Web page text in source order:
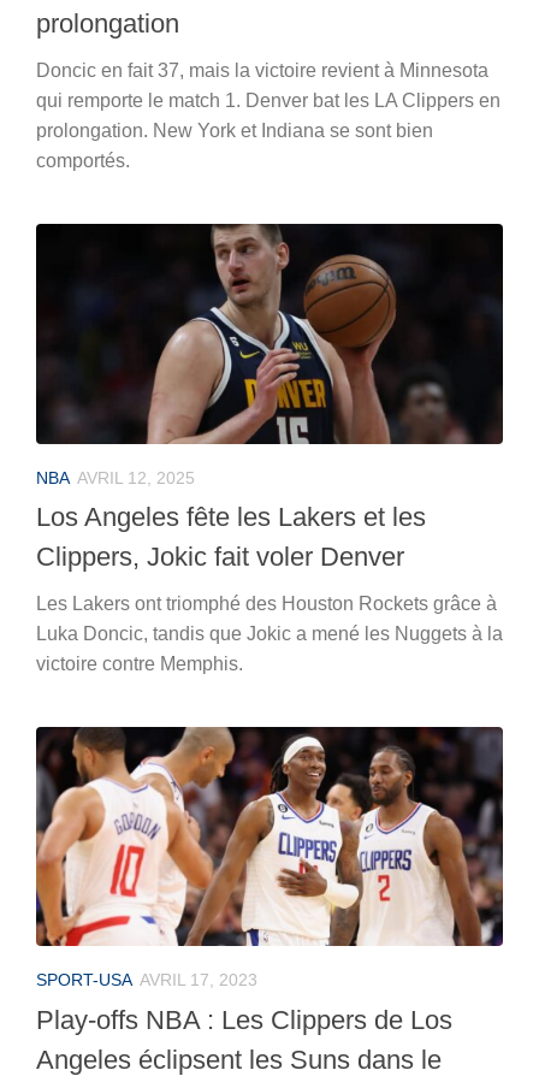
prolongation
Doncic en fait 37, mais la victoire revient à Minnesota
qui remporte le match 1. Denver bat les LA Clippers en
prolongation. New York et Indiana se sont bien
comportés.
NBA AVRIL 12, 2025
Los Angeles fête les Lakers et les
Clippers, Jokic fait voler Denver
Les Lakers ont triomphé des Houston Rockets grâce à
Luka Doncic, tandis que Jokic a mené les Nuggets à la
victoire contre Memphis.
SPORT-USA AVRIL 17, 2023
Play-offs NBA : Les Clippers de Los
Angeles éclipsent les Suns dans le